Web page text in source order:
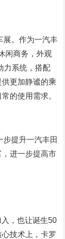
展。作为一汽丰
闲商务，外观
力系统，搭配
更加静谧的乘
的使用需求。​
提升一汽丰田
进一步提高市
，也让诞生50
技术上，卡罗